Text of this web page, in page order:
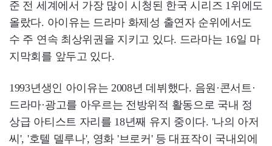
준 전 세계에서 가장 많이 시청된 한국 시리즈 1위에도
올랐다. 아이유는 드라마 화제성 출연자 순위에서도
수 주 연속 최상위권을 지키고 있다. 드라마는 16일 마
지막회를 앞두고 있다.
1993년생인 아이유는 2008년 데뷔했다. 음원·콘서트·
드라마·광고를 아우르는 전방위적 활동으로 국내 정
상급 아티스트 자리를 18년째 유지 중이다. '나의 아저
씨', '호텔 델루나', 영화 '브로커' 등 대표작이 국내외에